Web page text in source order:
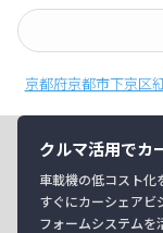
京都府京都市下京区
クルマ活用でカ
車載機の低コスト化
すぐにカーシェアビ
フォームシステムを